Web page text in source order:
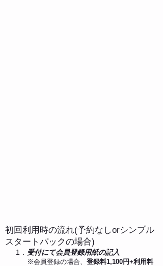
​初回利用時の流れ​(予約なしorシンプル
スタートパックの場合)
1． 受付にて会員登録用紙の記入
※会員登録の場合、 登録料1,100円+利用料